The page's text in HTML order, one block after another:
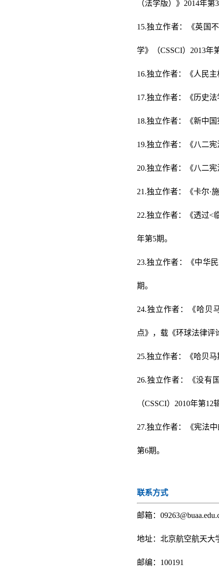
（法学版）》2014年第
15.独立作者：《英国
学》（CSSCI）2013年
16.独立作者：《人民
17.独立作者：《历史
18.独立作者：《新中
19.独立作者：《八二
20.独立作者：《八二
21.独立作者：《卡尔·
22.独立作者：《透过<
年第5期。
23.独立作者：《中华
期。
24.独立作者：《哈贝
点》，载《环球法律评
25.独立作者：《哈贝
26.独立作者：《没有
（CSSCI）2010年第12
27.独立作者：《宪法
第6期。
联系方式
邮箱：
地址：北京航空航天大
邮编：100191